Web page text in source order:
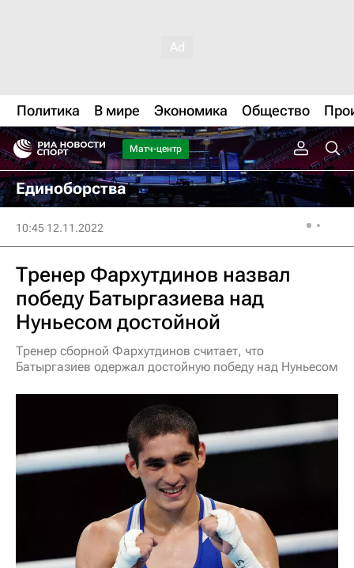
Политика В мире Экономика Общество
Матч-центр
Единоборства
10:45 12.11.2022
Тренер Фархутдинов назвал
победу Батыргазиева над
Нуньесом достойной
Тренер сборной Фархутдинов считает, что
Батыргазиев одержал достойную победу над Нуньесом